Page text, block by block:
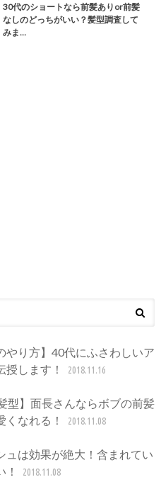
30代のショートなら前髪ありor前髪
なしのどっちがいい？髪型調査して
みま…
やり方】40代にふさわしいア
授します！
2018.11.16
型】面長さんならボブの前髪
くなれる！
2018.11.08
ュは効果が絶大！含まれてい
！
2018.11.08